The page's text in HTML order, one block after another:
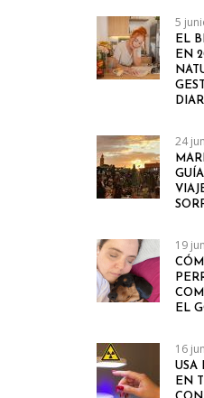
5
EL
EN
24
19
EL
16
USA
EN